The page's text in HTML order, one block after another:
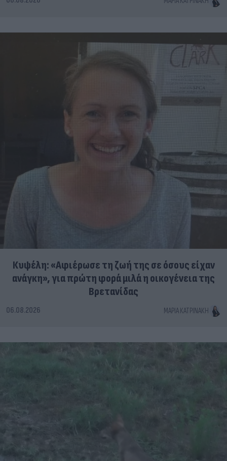
Κυψέλη: «Αφιέρωσε τη ζωή της σε όσους είχαν
ανάγκη», για πρώτη φορά μιλά η οικογένεια της
Βρετανίδας
06.08.2026 ΜΑΡΊΑ ΚΑΤΡΙΝΆΚΗ